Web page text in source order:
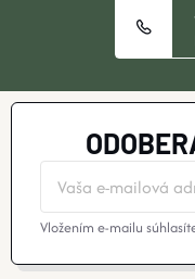
Vložením e-mailu